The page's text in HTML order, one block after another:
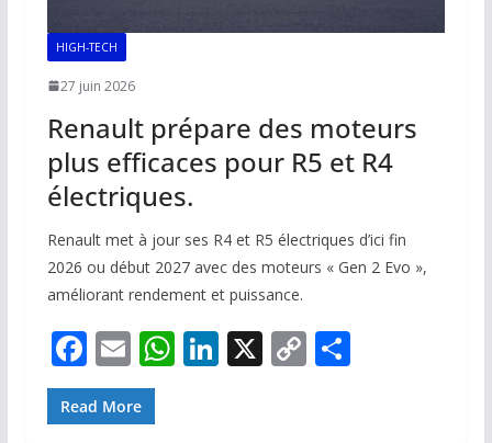
HIGH-TECH
27 juin 2026
Renault prépare des moteurs
plus efficaces pour R5 et R4
électriques.
Renault met à jour ses R4 et R5 électriques d’ici fin
2026 ou début 2027 avec des moteurs « Gen 2 Evo »,
améliorant rendement et puissance.
F
ac
e
E
m
ai
W Li X C P
Read More